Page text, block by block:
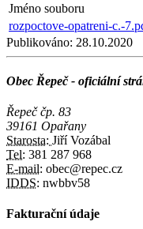
Jméno souboru
rozpoctove-opatreni-c.-
Publikováno: 28.10.2020
Obec Řepeč - oficiální
Řepeč čp. 83
39161 Opařany
Starosta: Jiří Vozábal
Tel: 381 287 968
E-mail: obec@repec.cz
IDDS: nwbbv58
Fakturační údaje